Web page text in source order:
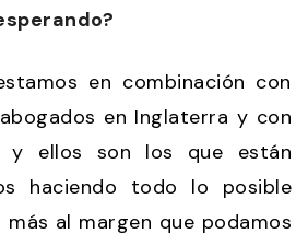
en combinación con
en Inglaterra y con
y ellos son los que están
haciendo todo lo posible
al margen que podamos